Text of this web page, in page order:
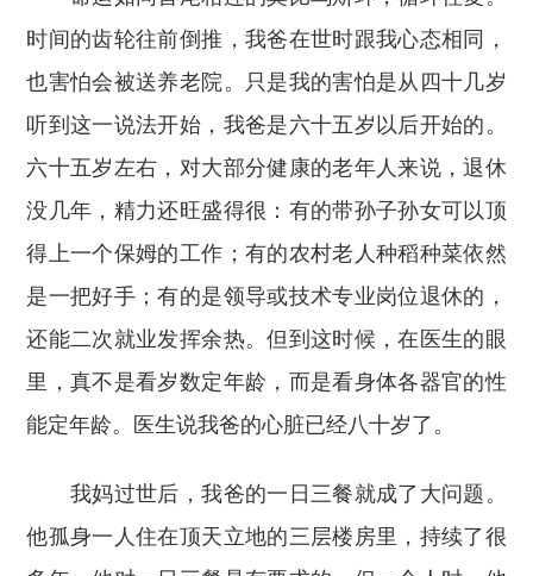
时间的齿轮往前倒推，我爸在世时跟我心态相同，
也害怕会被送养老院。只是我的害怕是从四十几岁
听到这一说法开始，我爸是六十五岁以后开始的。
六十五岁左右，对大部分健康的老年人来说，退休
没几年，精力还旺盛得很：有的带孙子孙女可以顶
得上一个保姆的工作；有的农村老人种稻种菜依然
是一把好手；有的是领导或技术专业岗位退休的，
还能二次就业发挥余热。但到这时候，在医生的眼
里，真不是看岁数定年龄，而是看身体各器官的性
能定年龄。医生说我爸的心脏已经八十岁了。
我妈过世后，我爸的一日三餐就成了大问题。
他孤身一人住在顶天立地的三层楼房里，持续了很